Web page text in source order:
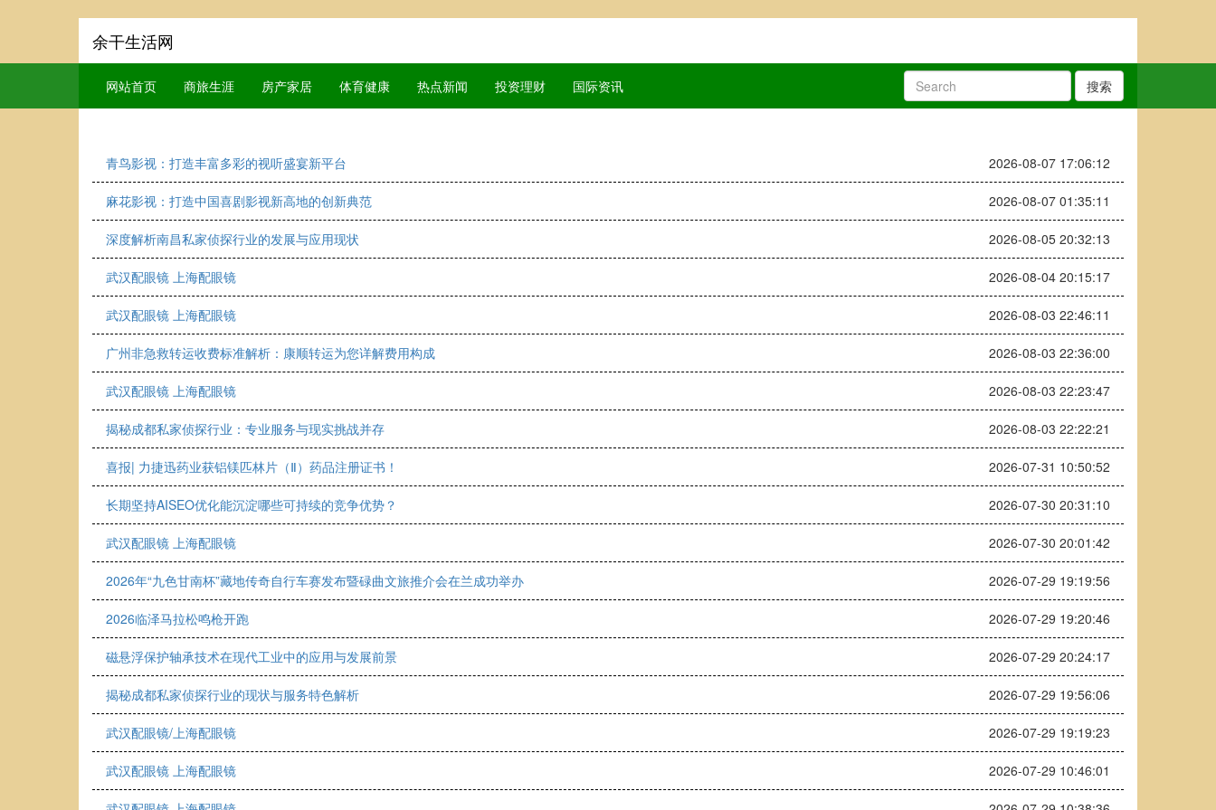
余干生活网
网站首页 商旅生涯 房产家居 体育健康 热点新闻 投资理财 国际资讯 搜索
青鸟影视：打造丰富多彩的视听盛宴新平台 2026-08-07 17:06:12
麻花影视：打造中国喜剧影视新高地的创新典范 2026-08-07 01:35:11
深度解析南昌私家侦探行业的发展与应用现状 2026-08-05 20:32:13
武汉配眼镜 上海配眼镜 2026-08-04 20:15:17
武汉配眼镜 上海配眼镜 2026-08-03 22:46:11
广州非急救转运收费标准解析：康顺转运为您详解费用构成 2026-08-03 22:36:00
武汉配眼镜 上海配眼镜 2026-08-03 22:23:47
揭秘成都私家侦探行业：专业服务与现实挑战并存 2026-08-03 22:22:21
喜报| 力捷迅药业获铝镁匹林片（Ⅱ）药品注册证书！ 2026-07-31 10:50:52
长期坚持AISEO优化能沉淀哪些可持续的竞争优势？ 2026-07-30 20:31:10
武汉配眼镜 上海配眼镜 2026-07-30 20:01:42
2026年“九色甘南杯”藏地传奇自行车赛发布暨碌曲文旅推介会在兰成功举办 2026-07-29 19:19:56
2026临泽马拉松鸣枪开跑 2026-07-29 19:20:46
磁悬浮保护轴承技术在现代工业中的应用与发展前景 2026-07-29 20:24:17
揭秘成都私家侦探行业的现状与服务特色解析 2026-07-29 19:56:06
武汉配眼镜/上海配眼镜 2026-07-29 19:19:23
武汉配眼镜 上海配眼镜 2026-07-29 10:46:01